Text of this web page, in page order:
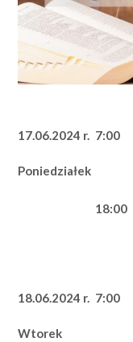
17.06.2024 r.
Poniedziałek
7:00
18:00
18.06.2024 r.
Wtorek
7:00